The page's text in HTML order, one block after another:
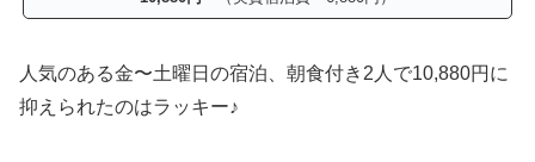
人気のある金〜土曜日の宿泊、朝食付き2人で10,880円に
抑えられたのはラッキー♪